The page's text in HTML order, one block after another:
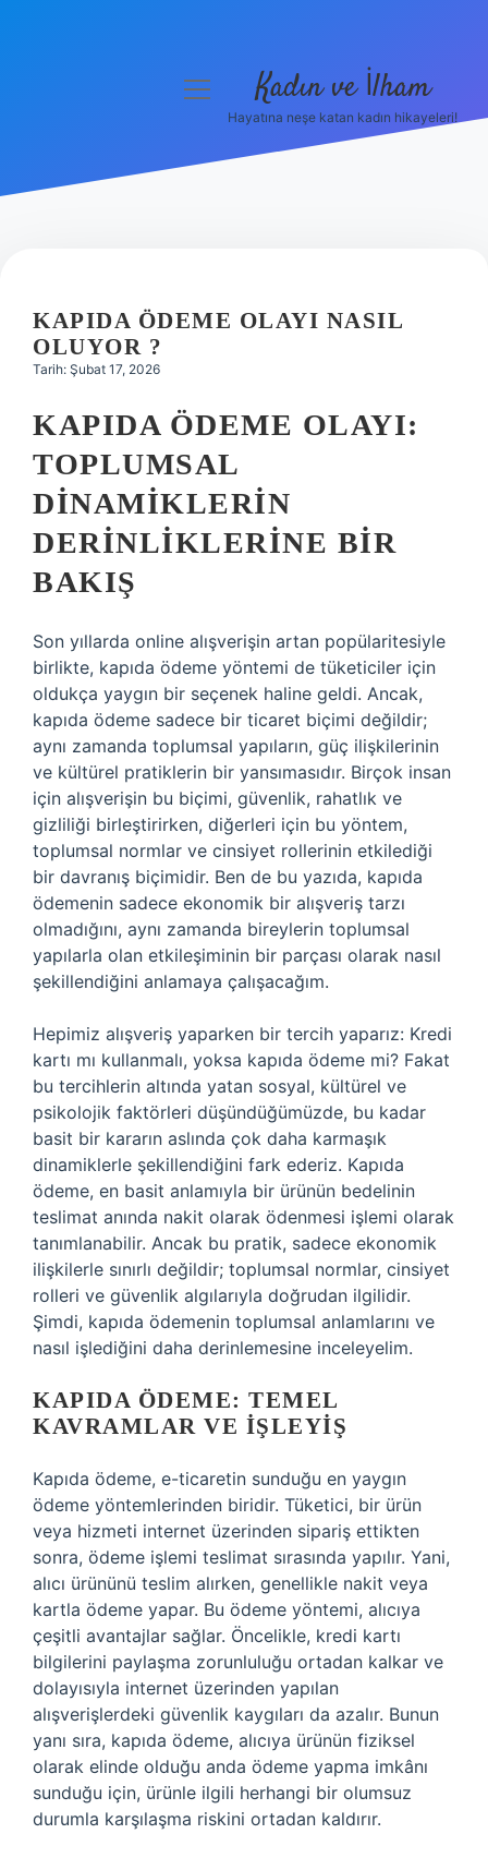
Hakkımızda
menüyü
Kadın ve İlham
Hayatına neşe katan kadın hikayeleri!
KAPIDA ÖDEME OLAYI NASIL
OLUYOR ?
Tarih: Şubat 17, 2026
KAPIDA ÖDEME OLAYI:
TOPLUMSAL
DINAMIKLERIN
DERINLIKLERINE BIR
BAKIŞ
Son yıllarda online alışverişin artan popülaritesiyle
birlikte, kapıda ödeme yöntemi de tüketiciler için
oldukça yaygın bir seçenek haline geldi. Ancak,
kapıda ödeme sadece bir ticaret biçimi değildir;
aynı zamanda toplumsal yapıların, güç ilişkilerinin
ve kültürel pratiklerin bir yansımasıdır. Birçok insan
için alışverişin bu biçimi, güvenlik, rahatlık ve
gizliliği birleştirirken, diğerleri için bu yöntem,
toplumsal normlar ve cinsiyet rollerinin etkilediği
bir davranış biçimidir. Ben de bu yazıda, kapıda
ödemenin sadece ekonomik bir alışveriş tarzı
olmadığını, aynı zamanda bireylerin toplumsal
yapılarla olan etkileşiminin bir parçası olarak nasıl
şekillendiğini anlamaya çalışacağım.
Hepimiz alışveriş yaparken bir tercih yaparız: Kredi
kartı mı kullanmalı, yoksa kapıda ödeme mi? Fakat
bu tercihlerin altında yatan sosyal, kültürel ve
psikolojik faktörleri düşündüğümüzde, bu kadar
basit bir kararın aslında çok daha karmaşık
dinamiklerle şekillendiğini fark ederiz. Kapıda
ödeme, en basit anlamıyla bir ürünün bedelinin
teslimat anında nakit olarak ödenmesi işlemi olarak
tanımlanabilir. Ancak bu pratik, sadece ekonomik
ilişkilerle sınırlı değildir; toplumsal normlar, cinsiyet
rolleri ve güvenlik algılarıyla doğrudan ilgilidir.
Şimdi, kapıda ödemenin toplumsal anlamlarını ve
nasıl işlediğini daha derinlemesine inceleyelim.
KAPIDA ÖDEME: TEMEL
KAVRAMLAR VE İŞLEYIŞ
Kapıda ödeme, e-ticaretin sunduğu en yaygın
ödeme yöntemlerinden biridir. Tüketici, bir ürün
veya hizmeti internet üzerinden sipariş ettikten
sonra, ödeme işlemi teslimat sırasında yapılır. Yani,
alıcı ürününü teslim alırken, genellikle nakit veya
kartla ödeme yapar. Bu ödeme yöntemi, alıcıya
çeşitli avantajlar sağlar. Öncelikle, kredi kartı
bilgilerini paylaşma zorunluluğu ortadan kalkar ve
dolayısıyla internet üzerinden yapılan
alışverişlerdeki güvenlik kaygıları da azalır. Bunun
yanı sıra, kapıda ödeme, alıcıya ürünün fiziksel
olarak elinde olduğu anda ödeme yapma imkânı
sunduğu için, ürünle ilgili herhangi bir olumsuz
durumla karşılaşma riskini ortadan kaldırır.